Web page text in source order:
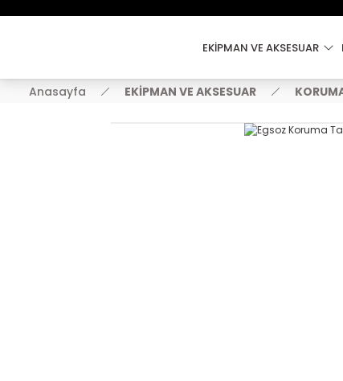
EKİPMAN VE AKSESUAR
Anasayfa EKİPMAN VE AKSESUAR